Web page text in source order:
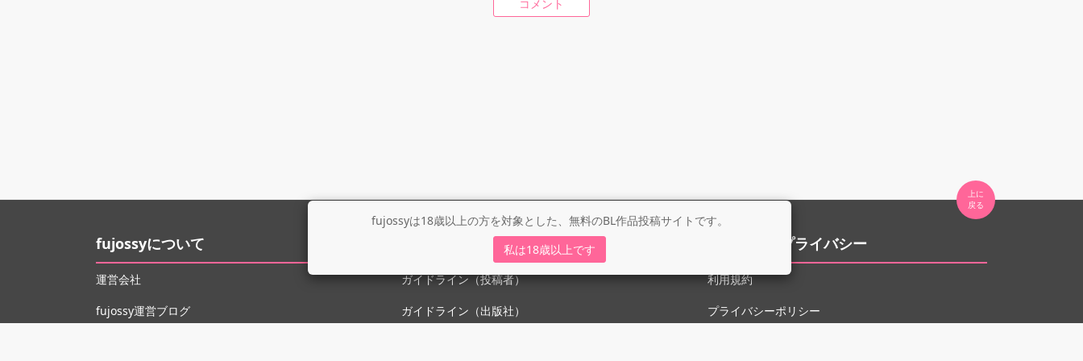
fujossyは18歳以上の方を対象とした、無料のBL作品投稿サイトです。
私は18歳以上です
コメント
上に
fujossyについて
運営会社
fujossy運営ブログ
ガイドライン（投稿者）
ガイドライン（出版社）
利用規約とプライバシー
利用規約
プライバシーポリシー